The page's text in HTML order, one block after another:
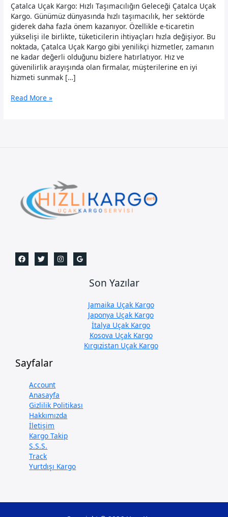
Çatalca Uçak Kargo: Hızlı Taşımacılığın Geleceği Çatalca Uçak
Kargo. Günümüz dünyasında hızlı taşımacılık, her sektörde
giderek daha fazla önem kazanıyor. Özellikle e-ticaretin
yükselişi ile birlikte, tüketicilerin ihtiyaçları hızla değişiyor. Bu
noktada, Çatalca Uçak Kargo gibi yenilikçi hizmetler, zamanın
ne kadar değerli olduğunu bizlere hatırlatıyor. Hız ve
güvenilirlik arayışında olan firmalar, müşterilerine en iyi
hizmeti sunmak […]
Çatalca
Read More »
Son Yazılar
Jamaika Uçak Kargo
Japonya Uçak Kargo
İtalya Uçak Kargo
Kosova Uçak Kargo
Kırgızistan Uçak Kargo
Sayfalar
Account
Anasayfa
Gizlilik Politikası
Hakkımızda
İletişim
Kargo Takip
S.S.S.
Track
Yurtdışı Kargo